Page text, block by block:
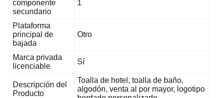
componente
secundario
1
Plataforma
principal de
bajada
Otro
Marca privada
licenciable
Sí
Descripción del
Producto
Toalla de hotel, toalla de baño,
algodón, venta al por mayor, logotipo